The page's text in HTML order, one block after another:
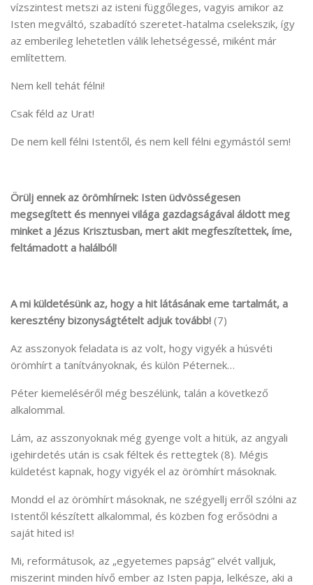
vízszintest metszi az isteni függőleges, vagyis amikor az
Isten megváltó, szabadító szeretet-hatalma cselekszik, így
az emberileg lehetetlen válik lehetségessé, miként már
említettem.
Nem kell tehát félni!
Csak féld az Urat!
De nem kell félni Istentől, és nem kell félni egymástól sem!
Örülj ennek az örömhírnek: Isten üdvösségesen
megsegített és mennyei világa gazdagságával áldott meg
minket a Jézus Krisztusban, mert akit megfeszítettek, íme,
feltámadott a halálból!
A mi küldetésünk az, hogy a hit látásának eme tartalmát, a
keresztény bizonyságtételt adjuk tovább! (7)
Az asszonyok feladata is az volt, hogy vigyék a húsvéti
örömhírt a tanítványoknak, és külön Péternek…
Péter kiemeléséről még beszélünk, talán a következő
alkalommal.
Lám, az asszonyoknak még gyenge volt a hitük, az angyali
igehirdetés után is csak féltek és rettegtek (8). Mégis
küldetést kapnak, hogy vigyék el az örömhírt másoknak.
Mondd el az örömhírt másoknak, ne szégyellj erről szólni az
Istentől készített alkalommal, és közben fog erősödni a
saját hited is!
Mi, reformátusok, az „egyetemes papság” elvét valljuk,
miszerint minden hívő ember az Isten papja, lelkésze, aki a